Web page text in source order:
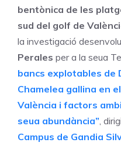
bentònica de les
sud del golf de
la investigació
Perales per a la seua
bancs explotables de
Chamelea gallina en
València i factors
seua abundància”,
Campus de Gandia